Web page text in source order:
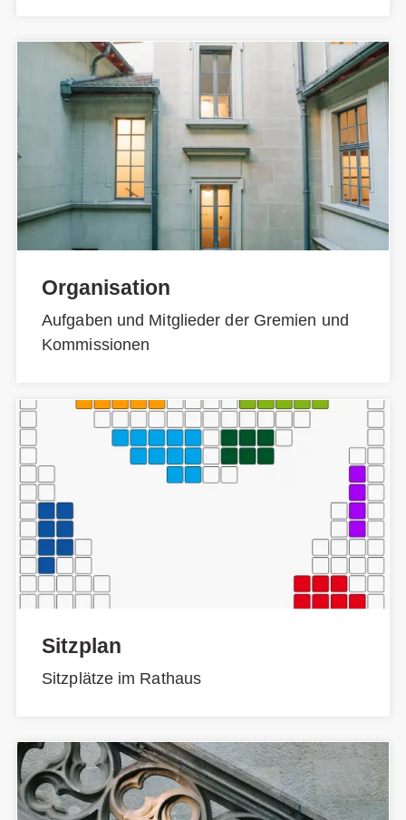
Organisation
Aufgaben und Mitglieder der Gremien und
Kommissionen
Sitzplan
Sitzplätze im Rathaus